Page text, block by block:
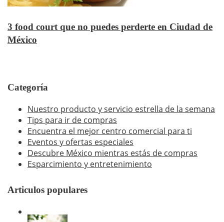
3 food court que no puedes perderte en Ciudad de
México
Categoría
Nuestro producto y servicio estrella de la semana
Tips para ir de compras
Encuentra el mejor centro comercial para ti
Eventos y ofertas especiales
Descubre México mientras estás de compras
Esparcimiento y entretenimiento
Articulos populares